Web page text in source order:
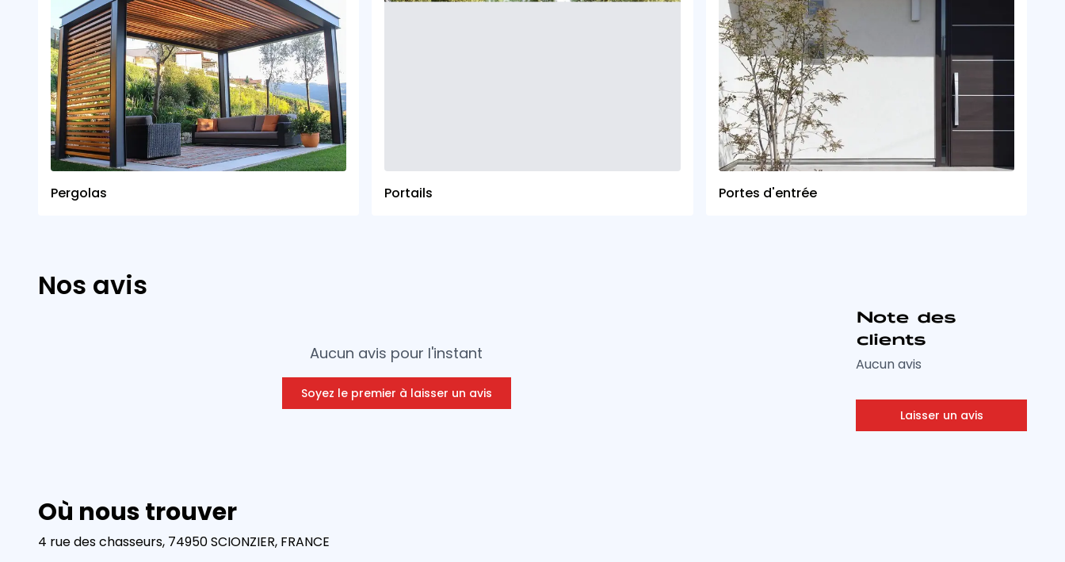
Pergolas Portails Portes d'entrée
Nos avis
Aucun avis pour l'instant
Soyez le premier à laisser un avis
Note des
clients
Aucun avis
Laisser un avis
Où nous trouver
4 rue des chasseurs, 74950 SCIONZIER, FRANCE